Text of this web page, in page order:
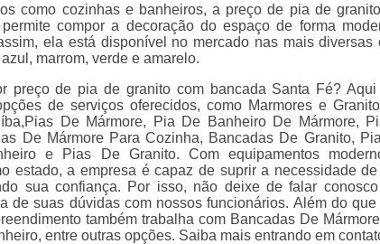
como cozinhas e banheiros, a preço de pia de
compor a decoração do espaço de forma
ela está disponível no mercado nas mais diversas
marrom, verde e amarelo.
preço de pia de granito com bancada Santa Fé?
de serviços oferecidos, como Marmores e
De Mármore, Pia De Banheiro De Mármore,
De Mármore Para Cozinha, Bancadas De Granito,
e Pias De Granito. Com equipamentos
estado, a empresa é capaz de suprir a necessidade
sua confiança. Por isso, não deixe de falar
de suas dúvidas com nossos funcionários. Além do
também trabalha com Bancadas De
entre outras opções. Saiba mais entrando em